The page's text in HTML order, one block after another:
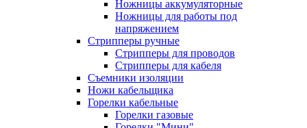
Ножницы аккумуляторные
Ножницы для работы под
напряжением
Стрипперы ручные
Стрипперы для проводов
Стрипперы для кабеля
Съемники изоляции
Ножи кабельщика
Горелки кабельные
Горелки газовые